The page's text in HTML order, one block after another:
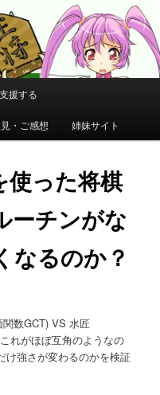
ト
援する
・ご感想 姉妹サイト
った将棋
ーチンがな
なるのか？
数GCT) VS 水匠
れがほぼ互角のようなの
け強さが変わるのかを検証